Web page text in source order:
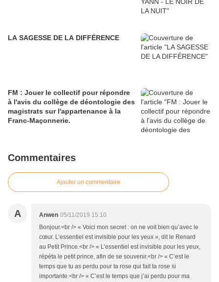
LA SAGESSE DE LA DIFFÉRENCE
FM : Jouer le collectif pour répondre
à l'avis du collège de déontologie des
magistrats sur l'appartenance à la
Franc-Maçonnerie.
Commentaires
Ajouter un commentaire
A Anwen 05/11/2019 15:10
Bonjour.<br /> « Voici mon secret : on ne voit bien qu’avec le
cœur. L’essentiel est invisible pour les yeux », dit le Renard
au Petit Prince.<br /> « L’essentiel est invisible pour les yeux,
répéta le petit prince, afin de se souvenir.<br /> « C’est le
temps que tu as perdu pour ta rose qui fait ta rose si
importante.<br /> « C’est le temps que j’ai perdu pour ma